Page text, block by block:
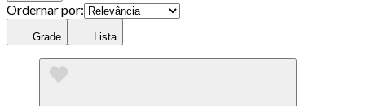
Ordernar por:
Grade Lista